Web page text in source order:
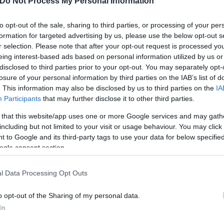
opt-out of the sale, sharing to third parties, or processing of your
for targeted advertising by us, please use the below opt-out
selection. Please note that after your opt-out request is processed
interest-based ads based on personal information utilized by us
to third parties prior to your opt-out. You may separately
of your personal information by third parties on the IAB’s list of
This information may also be disclosed by us to third parties on the
Participants that may further disclose it to other third parties.
that this website/app uses one or more Google services and may
but not limited to your visit or usage behaviour. You may
to Google and its third-party tags to use your data for below
consent section.
Data Processing Opt Outs
opt-out of the Sharing of my personal data.
δίκτυα με το Haberturk να επισημαίνει
πτήση σε Αιγαίο και Ανατολική
εγκατεστημένοι στην Κρήτη. Τα τουρκικά F-16
στις βάσεις τους. Πηγές του
και έχει ενεργοποιημένες τις
επικεφαλής της Υπηρεσίας Πληροφοριών
να κλειδωθεί στα ραντάρ σημαίνει πως το
να εκτοξευθεί το βλήμα, δηλαδή να
Πρόσθεσε δε ότι η εμβέλεια των ραντάρ
συνεχίζει να αυξάνει την ένταση σε Αιγαίο και